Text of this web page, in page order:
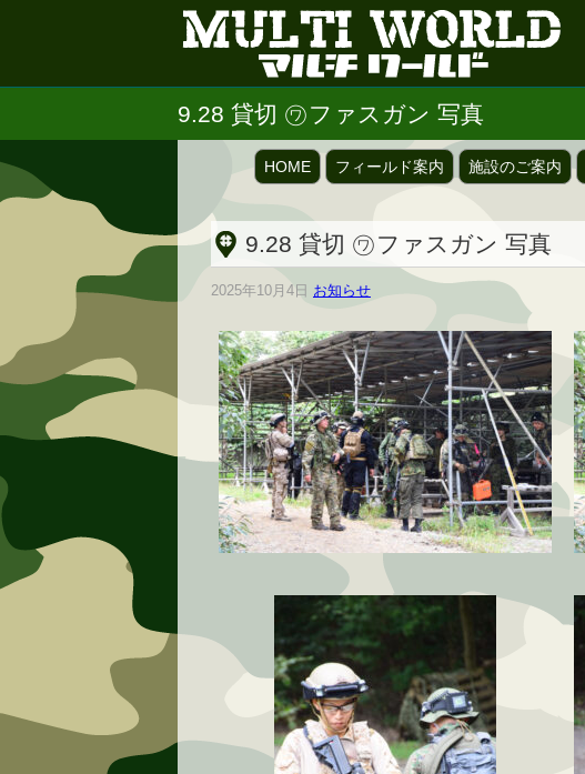
9.28 貸切 ㋻ファスガン 写真
HOME フィールド案内 施設のご案内
9.28 貸切 ㋻ファスガン 写真
2025年10月4日 お知らせ